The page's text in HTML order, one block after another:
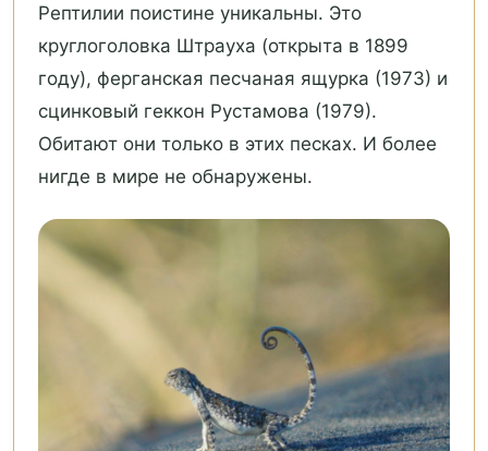
Рептилии поистине уникальны. Это
круглоголовка Штрауха (открыта в 1899
году), ферганская песчаная ящурка (1973) и
сцинковый геккон Рустамова (1979).
Обитают они только в этих песках. И более
нигде в мире не обнаружены.